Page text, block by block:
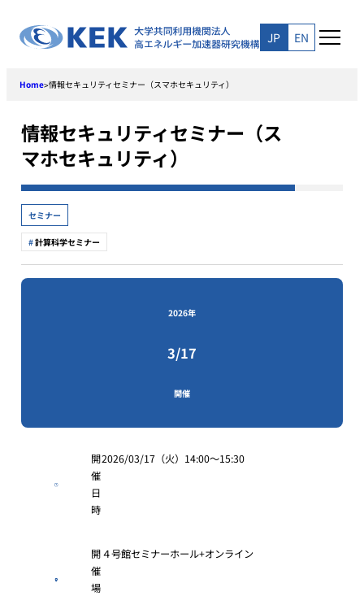
content
JP EN
Home>情報セキュリティセミナー（スマホセキュリティ）
情報セキュリティセミナー（ス
マホセキュリティ）
セミナー
計算科学セミナー
2026年
3/17
開催
開
催
日
時
2026/03/17（火）14:00〜15:30
開
催
場
４号館セミナーホール+オンライン